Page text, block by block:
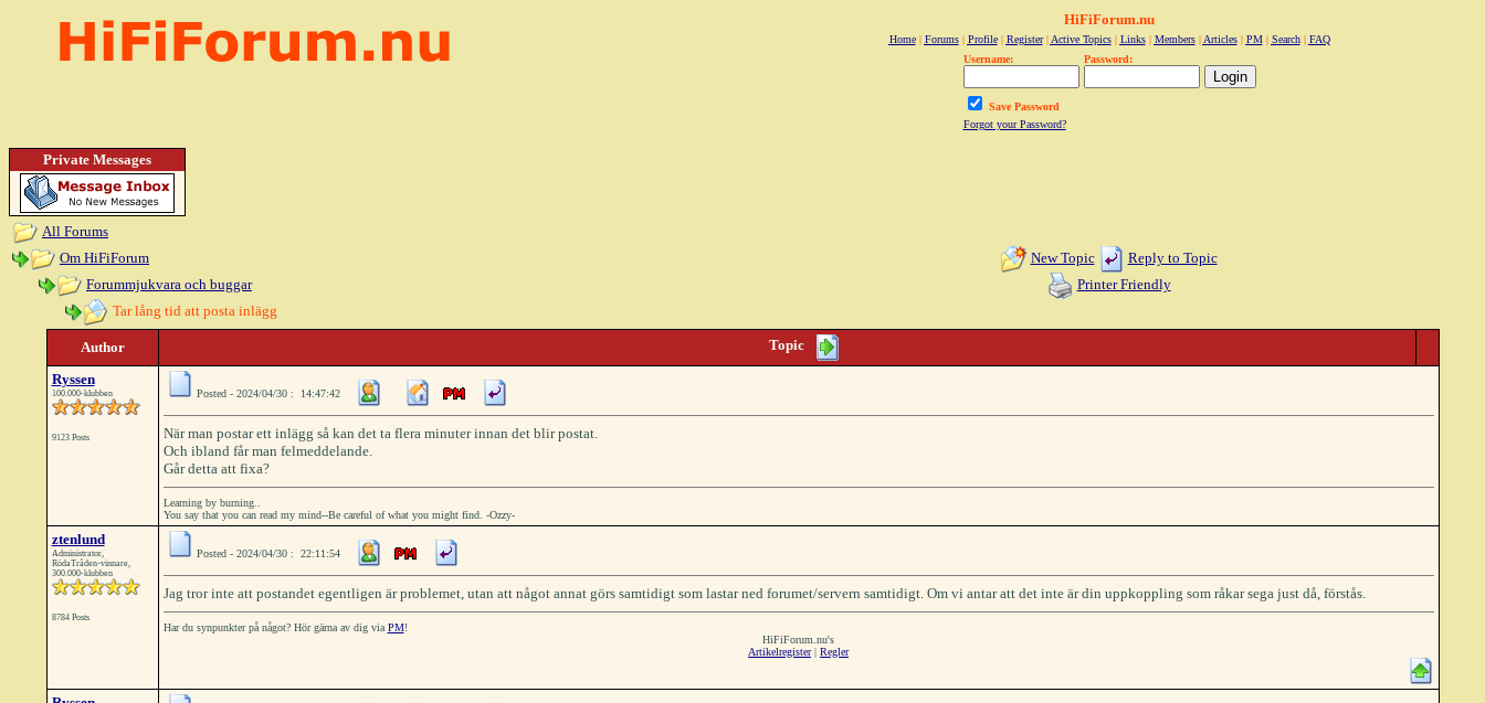
HiFiForum.nu
Home| Forums| Profile| Register| Active Topics| Links| Members| Articles| PM| Search| FAQ
Username:
Password:
Save Password
Forgot your Password?
Private Messages
All Forums
Om HiFiForum
Forummjukvara och buggar
Tar lång tid att posta inlägg
New Topic
Reply to Topic
Printer Friendly
Author Topic
Ryssen
100.000-klubben
9123 Posts
Posted - 2024/04/30 : 14:47:42
När man postar ett inlägg så kan det ta flera minuter innan det blir postat.
Och ibland får man felmeddelande.
Går detta att fixa?
Learning by burning..
You say that you can read my mind--Be careful of what you might find. -Ozzy-
ztenlund
Administrator,
RödaTråden-vinnare,
300.000-klubben
8784 Posts
Posted - 2024/04/30 : 22:11:54
Jag tror inte att postandet egentligen är problemet, utan att något annat görs samtidigt som lastar ned forumet/servern samtidigt. Om vi antar att det inte är din uppkoppling som råkar sega just då, förstås.
Har du synpunkter på något? Hör gärna av dig via PM!
HiFiForum.nu's
Artikelregister| Regler